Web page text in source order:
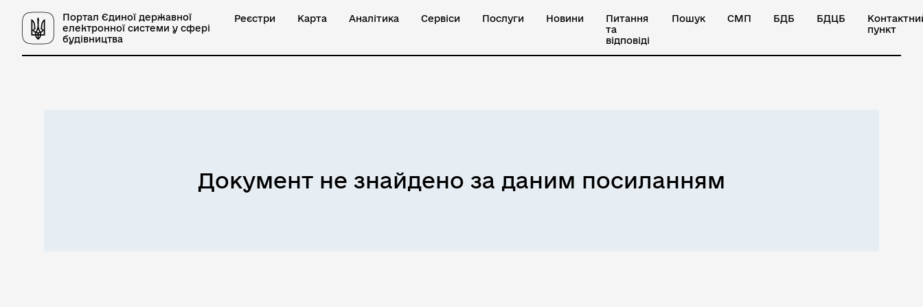
Портал Єдиної державної
електронної системи у сфері
будівництва
Реєстри Карта Аналітика Сервіси Послуги Новини
Питання
та
відповіді
Пошук СМП БДБ БДЦБ
пункт
Документ не знайдено за даним посиланням